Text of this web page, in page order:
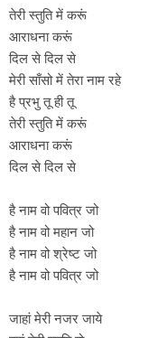
तेरी स्तुति में करूं
आराधना करूं
दिल से दिल से
मेरी साँसो में तेरा नाम रहे
है प्रभु तू ही तू
तेरी स्तुति में करूं
आराधना करूं
दिल से दिल से
है नाम वो पवित्र जो
है नाम वो महान जो
है नाम वो श्रेष्ट जो
है नाम वो पवित्र जो
जाहां मेरी नजर जाये